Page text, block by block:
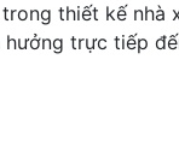
thiết kế nhà
hưởng trực tiếp